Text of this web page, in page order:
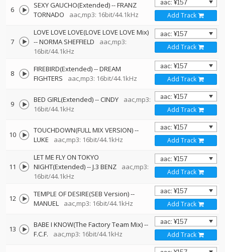
6 SEXY GAUCHO(Extended)--FRANZ
TORNADO
aac,mp3: 16bit/44.1kHz Add Track
7
LOVE LOVE LOVE(LOVE LOVE LOVE Mix)
--NORMA SHEFFIELD
aac,mp3:
16bit/44.1kHz
Add Track
8 FIREBIRD(Extended)--DREAM
FIGHTERS
aac,mp3: 16bit/44.1kHz Add Track
9 BED GIRL(Extended)--CINDY
aac,mp3:
16bit/44.1kHz
Add Track
10 TOUCHDOWN(FULL MIX VERSION)--
LUKE
aac,mp3: 16bit/44.1kHz Add Track
11
LET ME FLY ON TOKYO
NIGHT(Extended)--J.3 BENZ
aac,mp3:
16bit/44.1kHz
Add Track
12 TEMPLE OF DESIRE(SEB Version)--
MANUEL
aac,mp3: 16bit/44.1kHz Add Track
13 BABE I KNOW(The Factory Team Mix)--
F.C.F.
aac,mp3: 16bit/44.1kHz Add Track